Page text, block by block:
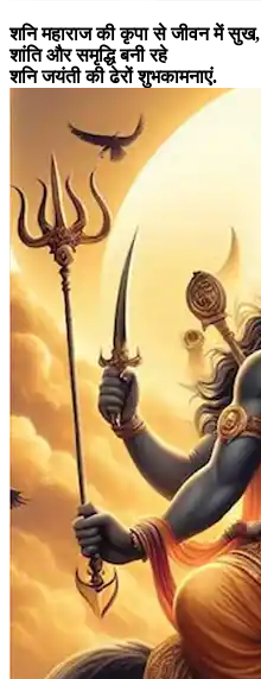
शनि महाराज की कृपा से जीवन में सुख,
शांति और समृद्धि बनी रहे
शनि जयंती की ढेरों शुभकामनाएं.